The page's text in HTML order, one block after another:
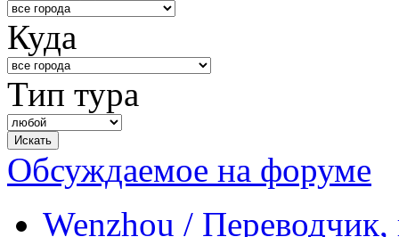
Куда
Тип тура
Обсуждаемое на форуме
Wenzhou / Переводчик,